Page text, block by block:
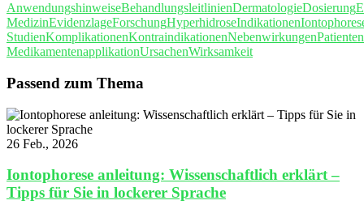
AnwendungshinweiseBehandlungsleitlinienDermatologieDosierung
MedizinEvidenzlageForschungHyperhidroseIndikationen
StudienKomplikationenKontraindikationenNebenwirkungen
MedikamentenapplikationUrsachenWirksamkeit
Passend zum Thema
26 Feb., 2026
Iontophorese anleitung: Wissenschaftlich erklärt –
Tipps für Sie in lockerer Sprache